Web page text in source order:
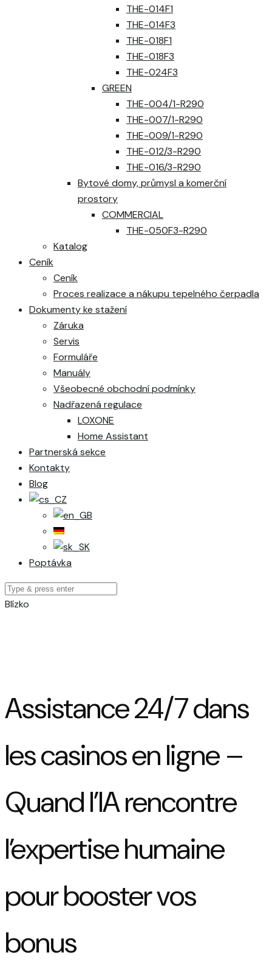
THE-014F1
THE-014F3
THE-018F1
THE-018F3
THE-024F3
GREEN
THE-004/1-R290
THE-007/1-R290
THE-009/1-R290
THE-012/3-R290
THE-016/3-R290
Bytové domy, průmysl a komerční
prostory
COMMERCIAL
THE-050F3-R290
Katalog
Ceník
Ceník
Proces realizace a nákupu tepelného čerpadla
Dokumenty ke stažení
Záruka
Servis
Formuláře
Manuály
Všeobecné obchodní podmínky
Nadřazená regulace
LOXONE
Home Assistant
Partnerská sekce
Kontakty
Blog
Poptávka
Blízko
Assistance 24/7 dans
les casinos en ligne –
Quand l’IA rencontre
l’expertise humaine
pour booster vos
bonus